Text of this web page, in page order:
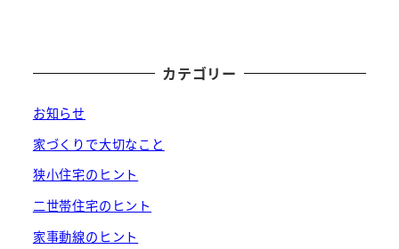
カテゴリー
お知らせ
家づくりで大切なこと
狭小住宅のヒント
二世帯住宅のヒント
家事動線のヒント